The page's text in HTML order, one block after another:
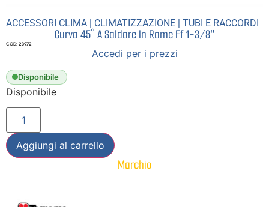
ACCESSORI CLIMA | CLIMATIZZAZIONE | TUBI E RACCORDI
Curva 45° A Saldare In Rame Ff 1-3/8″
COD: 23972
Accedi per i prezzi
Disponibile
Disponibile
Aggiungi al carrello
Marchio